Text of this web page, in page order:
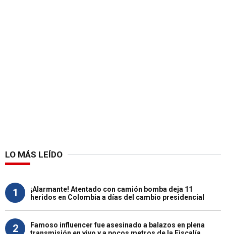
LO MÁS LEÍDO
1
¡Alarmante! Atentado con camión bomba deja 11
heridos en Colombia a días del cambio presidencial
2
Famoso influencer fue asesinado a balazos en plena